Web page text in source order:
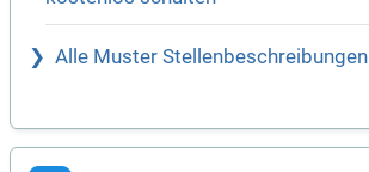
Alle Muster Stellenbeschreibungen